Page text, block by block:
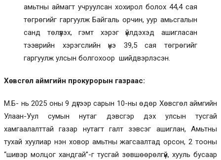
амьтны аймагт учруулсан хохирол болох 44,4 сая
төгрөгийг гаргуулж Байгаль орчин, уур амьсгалын
санд төлүүлэх, гэмт хэрэг үйлдэхэд ашигласан
тээврийн хэрэгслийн үнэ 39,5 сая төгрөгийг
гаргуулж улсын болгохоор шийдвэрлэсэн.
Хөвсгөл аймгийн прокурорын газраас:
М.Б- нь 2025 оны 9 дүгээр сарын 10-ны өдөр Хөвсгөл аймгийн
Улаан-Уул сумын нутаг дэвсгэр дэх улсын тусгай
хамгаалалттай газар нутагт галт зэвсэг ашиглан, Амьтны
тухай хуулиар нэн ховор амьтны жагсаалтад орсон, 2 тооны
“шивэр молцог хандгай”-г тусгай зөвшөөрөлгүй, хууль бусаар